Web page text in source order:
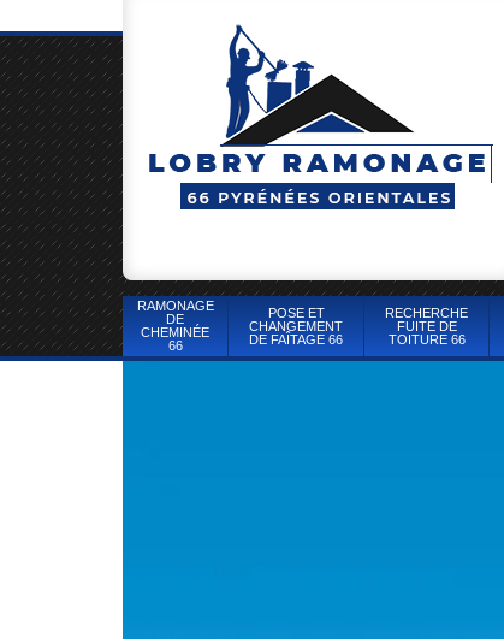
RAMONAGE
DE
CHEMINÉE
66
POSE ET
CHANGEMENT
DE FAÎTAGE 66
RECHERCHE
FUITE DE
TOITURE 66